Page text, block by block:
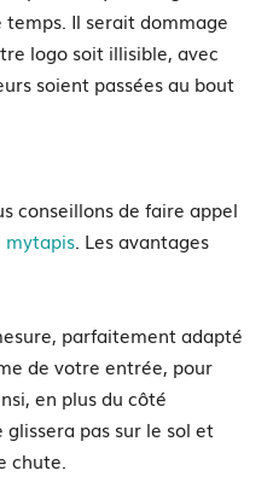
temps. Il serait dommage
logo soit illisible, avec
soient passées au bout
conseillons de faire appel
mytapis. Les avantages
parfaitement adapté
de votre entrée, pour
en plus du côté
pas sur le sol et
chute.